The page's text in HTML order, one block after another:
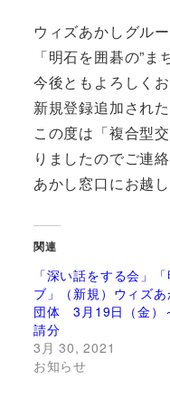
ウィズあかしグル
「明石を囲碁の”ま
今後ともよろしく
新規登録追加され
この度は「複合型
りましたのでご連
あかし窓口にお越
関連
「深い話をする会」
ブ」（新規）ウィズ
団体 3月19日（金）
請分
3月 30, 2021
お知らせ